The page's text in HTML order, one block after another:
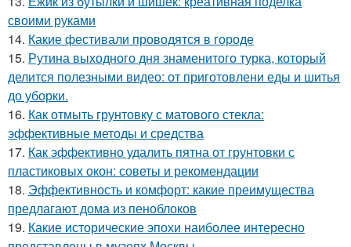
своими руками
14. Какие фестивали проводятся в городе
15. Рутина выходного дня знаменитого турка, который
делится полезными видео: от приготовлени еды и шитья
до уборки.
16. Как отмыть грунтовку с матового стекла:
эффективные методы и средства
17. Как эффективно удалить пятна от грунтовки с
пластиковых окон: советы и рекомендации
18. Эффективность и комфорт: какие преимущества
предлагают дома из пеноблоков
19. Какие исторические эпохи наиболее интересно